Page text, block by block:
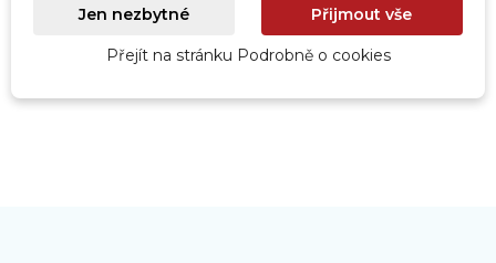
Prohlédnout
Jen nezbytné Přijmout vše
Přejít na stránku Podrobně o cookies